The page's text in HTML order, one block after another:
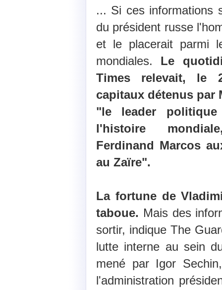
... Si ces informations
du président russe
et le placerait parmi
mondiales. Le
Times relevait, le
capitaux détenus par
"le leader
l'histoire
Ferdinand Marcos
au Zaïre".
La fortune de
taboue. Mais des
sortir, indique The
lutte interne au sein
mené par Igor
l'administration